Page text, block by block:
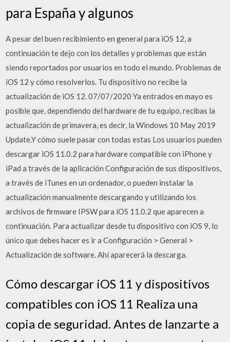
para España y algunos
A pesar del buen recibimiento en general para iOS 12, a
continuación te dejo con los detalles y problemas que están
siendo reportados por usuarios en todo el mundo. Problemas de
iOS 12 y cómo resolverlos. Tu dispositivo no recibe la
actualización de iOS 12. 07/07/2020 Ya entrados en mayo es
posible que, dependiendo del hardware de tu equipo, recibas la
actualización de primavera, es decir, la Windows 10 May 2019
Update.Y cómo suele pasar con todas estas Los usuarios pueden
descargar iOS 11.0.2 para hardware compatible con iPhone y
iPad a través de la aplicación Configuración de sus dispositivos,
a través de iTunes en un ordenador, o pueden instalar la
actualización manualmente descargando y utilizando los
archivos de firmware IPSW para iOS 11.0.2 que aparecen a
continuación. Para actualizar desde tu dispositivo con iOS 9, lo
único que debes hacer es ir a Configuración > General >
Actualización de software. Ahí aparecerá la descarga.
Cómo descargar iOS 11 y dispositivos
compatibles con iOS 11 Realiza una
copia de seguridad. Antes de lanzarte a